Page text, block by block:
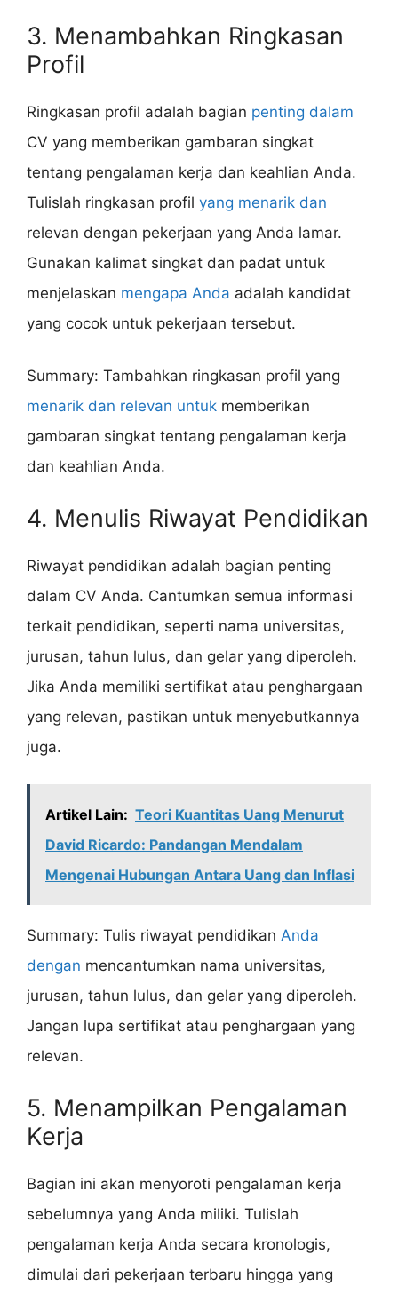
3. Menambahkan Ringkasan
Profil
Ringkasan profil adalah bagian penting dalam
CV yang memberikan gambaran singkat
tentang pengalaman kerja dan keahlian Anda.
Tulislah ringkasan profil yang menarik dan
relevan dengan pekerjaan yang Anda lamar.
Gunakan kalimat singkat dan padat untuk
menjelaskan mengapa Anda adalah kandidat
yang cocok untuk pekerjaan tersebut.
Summary: Tambahkan ringkasan profil yang
menarik dan relevan untuk memberikan
gambaran singkat tentang pengalaman kerja
dan keahlian Anda.
4. Menulis Riwayat Pendidikan
Riwayat pendidikan adalah bagian penting
dalam CV Anda. Cantumkan semua informasi
terkait pendidikan, seperti nama universitas,
jurusan, tahun lulus, dan gelar yang diperoleh.
Jika Anda memiliki sertifikat atau penghargaan
yang relevan, pastikan untuk menyebutkannya
juga.
Artikel Lain: Teori Kuantitas Uang Menurut
David Ricardo: Pandangan Mendalam
Mengenai Hubungan Antara Uang dan Inflasi
Summary: Tulis riwayat pendidikan Anda
dengan mencantumkan nama universitas,
jurusan, tahun lulus, dan gelar yang diperoleh.
Jangan lupa sertifikat atau penghargaan yang
relevan.
5. Menampilkan Pengalaman
Kerja
Bagian ini akan menyoroti pengalaman kerja
sebelumnya yang Anda miliki. Tulislah
pengalaman kerja Anda secara kronologis,
dimulai dari pekerjaan terbaru hingga yang